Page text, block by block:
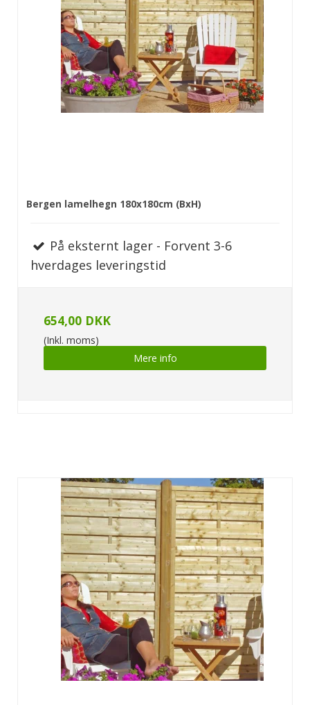
Bergen lamelhegn 180x180cm (BxH)
På eksternt lager - Forvent 3-6
hverdages leveringstid
654,00 DKK
(Inkl. moms)
Mere info